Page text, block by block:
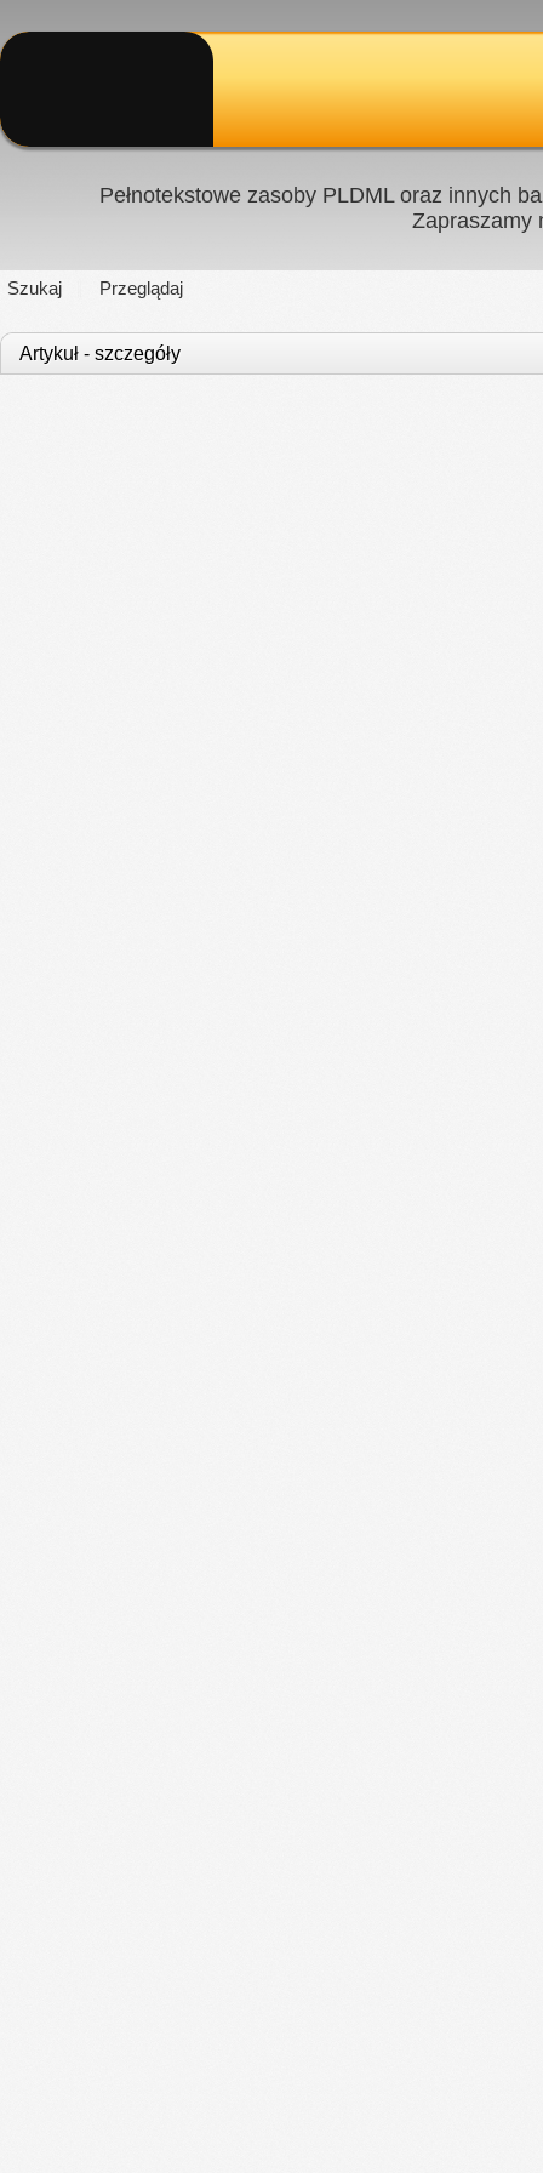
Pełnotekstowe zasoby PLDML oraz innych
Zapraszamy
Szukaj Przeglądaj
Artykuł - szczegóły